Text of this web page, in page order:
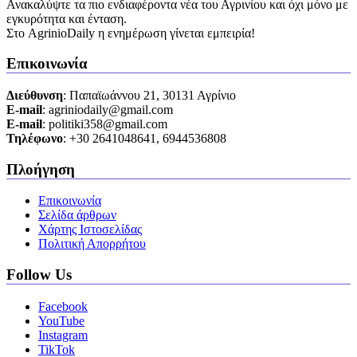
Ανακαλύψτε τα πιο ενδιαφέροντα νέα του Αγρινίου και όχι μόνο με
εγκυρότητα και ένταση.
Στο AgrinioDaily η ενημέρωση γίνεται εμπειρία!
Επικοινωνία
Διεύθυνση: Παπαϊωάννου 21, 30131 Αγρίνιο
Ε-mail: agriniodaily@gmail.com
Ε-mail: politiki358@gmail.com
Τηλέφωνο: +30 2641048641, 6944536808
Πλοήγηση
Επικοινωνία
Σελίδα άρθρων
Χάρτης Ιστοσελίδας
Πολιτική Απορρήτου
Follow Us
Facebook
YouTube
Instagram
TikTok